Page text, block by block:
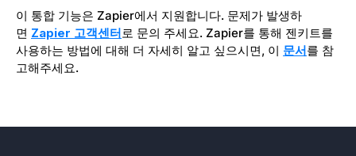
이 통합 기능은 Zapier에서 지원합니다. 문제가 발생하
면 Zapier 고객센터로 문의 주세요. Zapier를 통해 젠키트를
사용하는 방법에 대해 더 자세히 알고 싶으시면, 이 문서를 참
고해주세요.